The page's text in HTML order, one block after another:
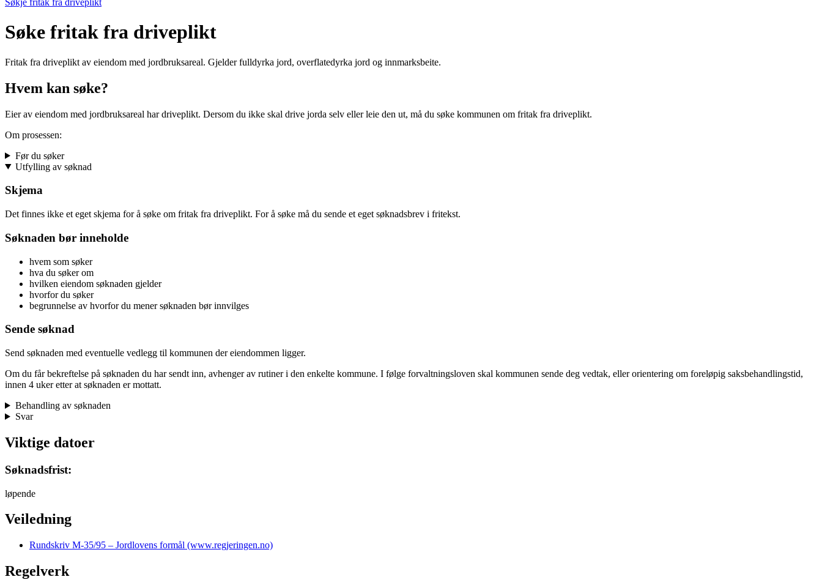
Søkje fritak frå driveplikt
Søke fritak fra driveplikt
Fritak fra driveplikt av eiendom med jordbruksareal. Gjelder fulldyrka jord, overflatedyrka jord og innmarksbeite.
Hvem kan søke?
Eier av eiendom med jordbruksareal har driveplikt. Dersom du ikke skal drive jorda selv eller leie den ut, må du søke kommunen om fritak fra driveplikt.
Om prosessen:
Før du søker
Utfylling av søknad
Skjema
Det finnes ikke et eget skjema for å søke om fritak fra driveplikt. For å søke må du sende et eget søknadsbrev i fritekst.
Søknaden bør inneholde
hvem som søker
hva du søker om
hvilken eiendom søknaden gjelder
hvorfor du søker
begrunnelse av hvorfor du mener søknaden bør innvilges
Sende søknad
Send søknaden med eventuelle vedlegg til kommunen der eiendommen ligger.
Om du får bekreftelse på søknaden du har sendt inn, avhenger av rutiner i den enkelte kommune. I følge forvaltningsloven skal kommunen sende deg vedtak, eller orientering om foreløpig saksbehandlingstid,
innen 4 uker etter at søknaden er mottatt.
Behandling av søknaden
Svar
Viktige datoer
Søknadsfrist:
løpende
Veiledning
Rundskriv M-35/95 – Jordlovens formål (www.regjeringen.no)
Regelverk